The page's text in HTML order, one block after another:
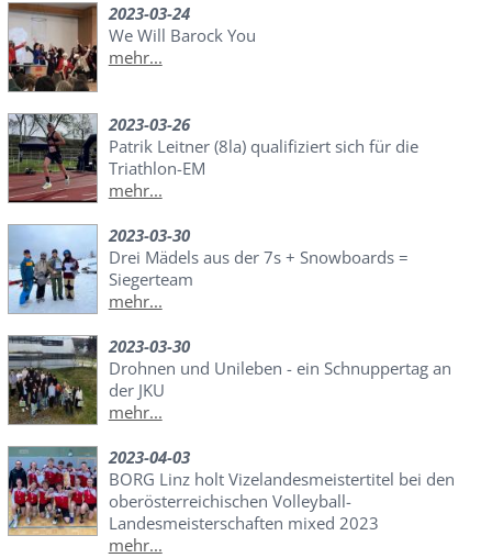
2023-03-24
We Will Barock You
mehr...
2023-03-26
Patrik Leitner (8la) qualifiziert sich für die
Triathlon-EM
mehr...
2023-03-30
Drei Mädels aus der 7s + Snowboards =
Siegerteam
mehr...
2023-03-30
Drohnen und Unileben - ein Schnuppertag an
der JKU
mehr...
2023-04-03
BORG Linz holt Vizelandesmeistertitel bei den
oberösterreichischen Volleyball-
Landesmeisterschaften mixed 2023
mehr...